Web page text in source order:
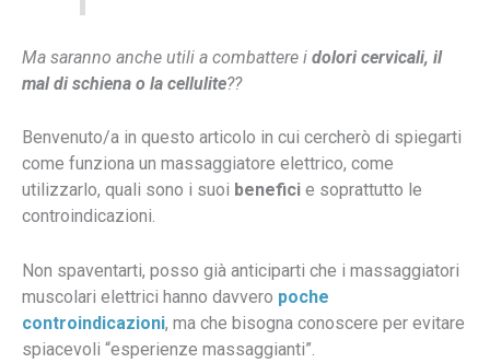
Ma saranno anche utili a combattere i dolori cervicali, il
mal di schiena o la cellulite??
Benvenuto/a in questo articolo in cui cercherò di spiegarti
come funziona un massaggiatore elettrico, come
utilizzarlo, quali sono i suoi benefici e soprattutto le
controindicazioni.
Non spaventarti, posso già anticiparti che i massaggiatori
muscolari elettrici hanno davvero poche
controindicazioni, ma che bisogna conoscere per evitare
spiacevoli “esperienze massaggianti”.